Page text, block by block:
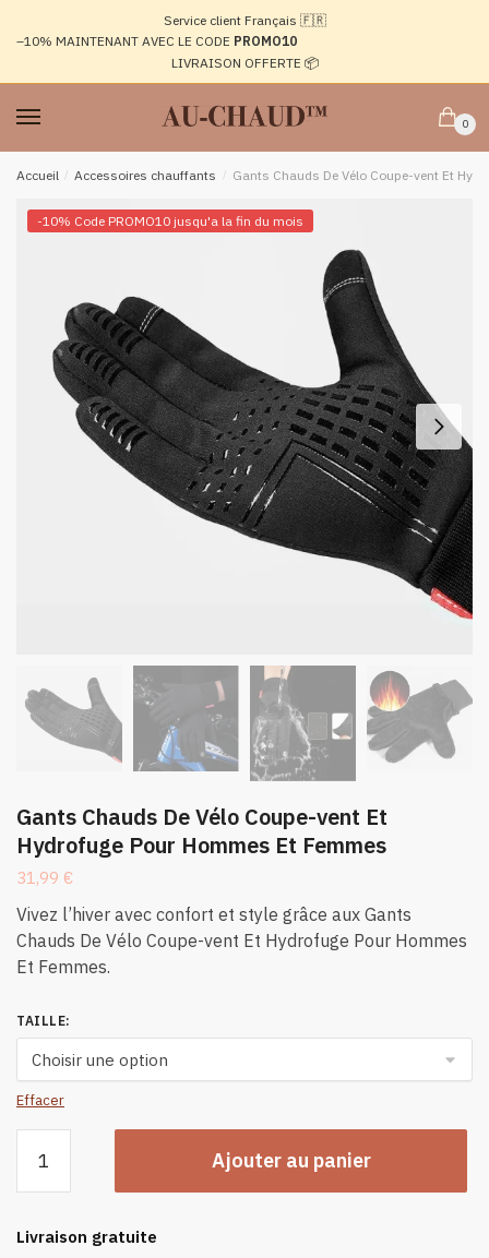
navigation
Service client Français 🇫🇷
–10% MAINTENANT AVEC LE CODE PROMO10
LIVRAISON OFFERTE 📦
0
Accueil / Accessoires chauffants / Gants Chauds De Vélo Coupe-vent Et
-10% Code PROMO10 jusqu'a la fin du mois
Gants Chauds De Vélo Coupe-vent Et
Hydrofuge Pour Hommes Et Femmes
31,99 €
Vivez l’hiver avec confort et style grâce aux Gants
Chauds De Vélo Coupe-vent Et Hydrofuge Pour Hommes
Et Femmes.
TAILLE:
Effacer
Gants
De
Ajouter au panier
Livraison gratuite